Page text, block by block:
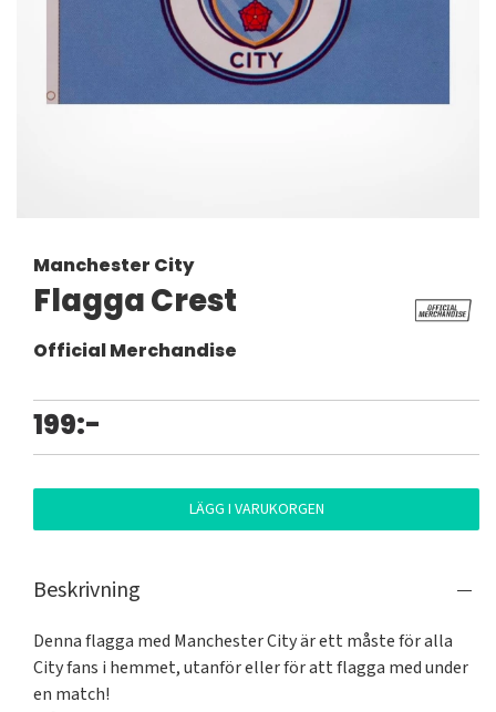
Manchester City
Flagga Crest
Official Merchandise
199:-
LÄGG I VARUKORGEN
Beskrivning
Denna flagga med Manchester City är ett måste för alla
City fans i hemmet, utanför eller för att flagga med under
en match!